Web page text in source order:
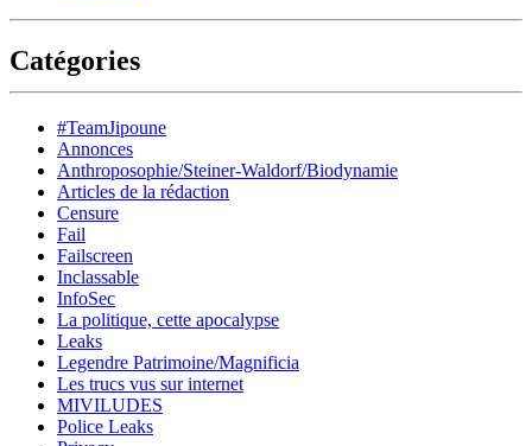
Catégories
#TeamJipoune
Annonces
Anthroposophie/Steiner-Waldorf/Biodynamie
Articles de la rédaction
Censure
Fail
Failscreen
Inclassable
InfoSec
La politique, cette apocalypse
Leaks
Legendre Patrimoine/Magnificia
Les trucs vus sur internet
MIVILUDES
Police Leaks